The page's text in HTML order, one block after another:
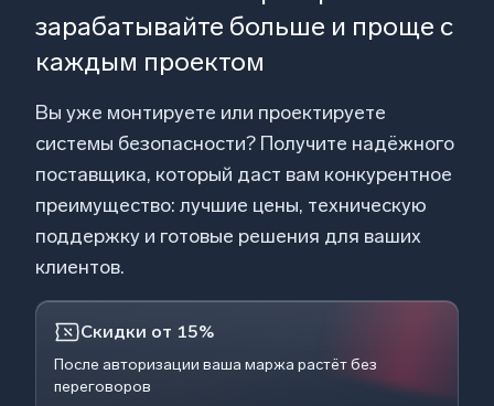
зарабатывайте больше и проще с
каждым проектом
Вы уже монтируете или проектируете
системы безопасности? Получите надёжного
поставщика, который даст вам конкурентное
преимущество: лучшие цены, техническую
поддержку и готовые решения для ваших
клиентов.
Скидки от 15%
После авторизации ваша маржа растёт без
переговоров